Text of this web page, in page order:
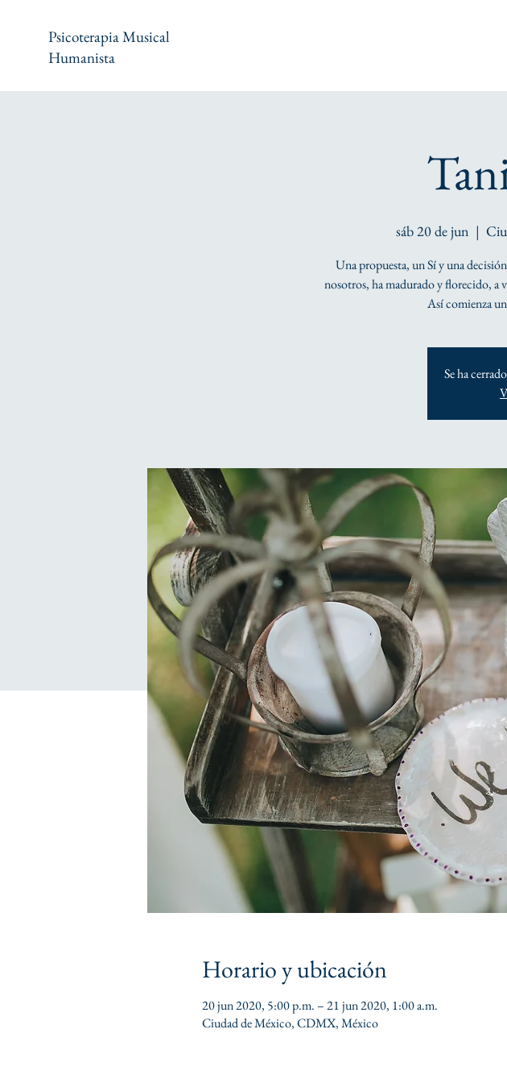
Psicoterapia Musical
Humanista
sáb 20 de jun
  |
Una propuesta, un Sí y una
nosotros, ha madurado y florecido, a
Así comienza
Se ha
Horario y ubicación
20 jun 2020, 5:00 p.m. – 21 jun 2020, 1:00 a.m.
Ciudad de México, CDMX, México